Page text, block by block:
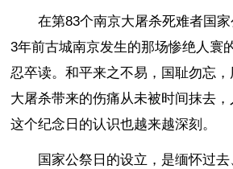
在第83个南京大屠杀死难者国
3年前古城南京发生的那场惨绝人寰
忍卒读。和平来之不易，国耻勿忘
大屠杀带来的伤痛从未被时间抹去，
这个纪念日的认识也越来越深刻。
国家公祭日的设立，是缅怀过